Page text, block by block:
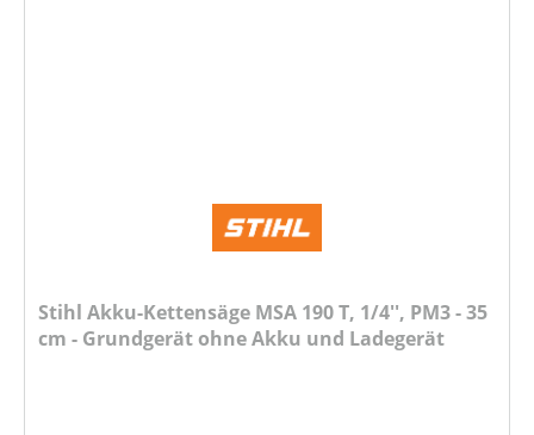
Stihl Akku-Kettensäge MSA 190 T, 1/4'', PM3 - 35
cm - Grundgerät ohne Akku und Ladegerät